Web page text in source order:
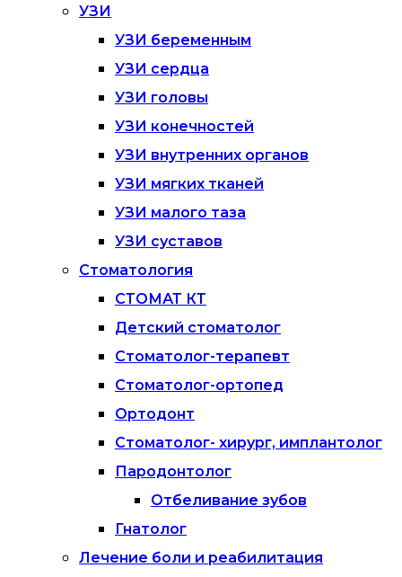
УЗИ
УЗИ беременным
УЗИ сердца
УЗИ головы
УЗИ конечностей
УЗИ внутренних органов
УЗИ мягких тканей
УЗИ малого таза
УЗИ суставов
Стоматология
СТОМАТ КТ
Детский стоматолог
Стоматолог-терапевт
Стоматолог-ортопед
Ортодонт
Стоматолог- хирург, имплантолог
Пародонтолог
Отбеливание зубов
Гнатолог
Лечение боли и реабилитация